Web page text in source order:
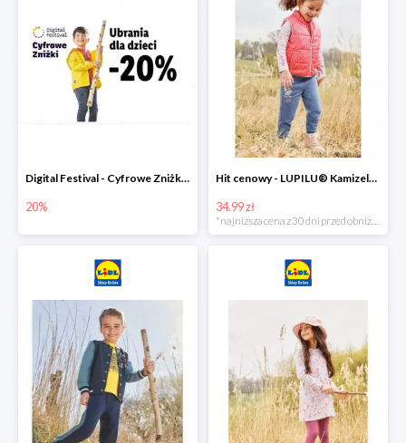
Digital Festival - Cyfrowe Zniżki Ubrania dla dzieci w Lidlu -20%
20%
Hit cenowy - LUPILU® Kamizelka pikowana dziewczęca
34.99 zł